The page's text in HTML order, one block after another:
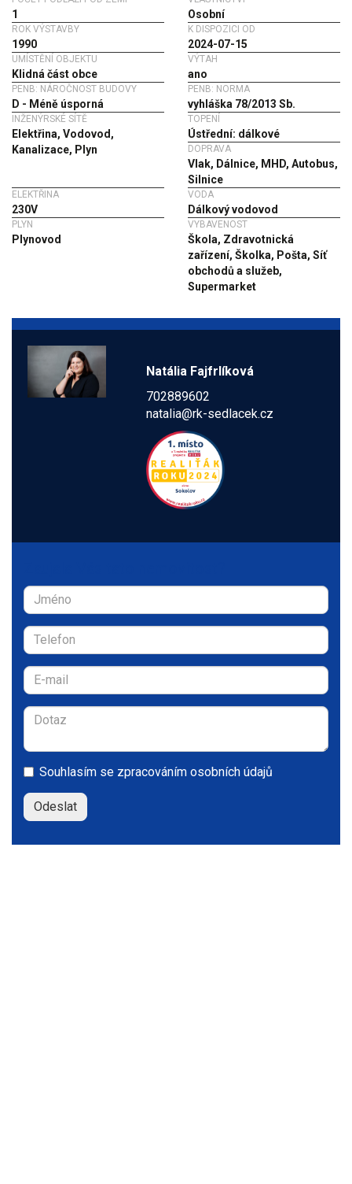
1 Osobní
ROK VÝSTAVBY
1990
K DISPOZICI OD
2024-07-15
UMÍSTĚNÍ OBJEKTU
Klidná část obce
VÝTAH
ano
PENB: NÁROČNOST BUDOVY
D - Méně úsporná
PENB: NORMA
vyhláška 78/2013 Sb.
INŽENÝRSKÉ SÍTĚ
Elektřina, Vodovod,
Kanalizace, Plyn
TOPENÍ
Ústřední: dálkové
DOPRAVA
Vlak, Dálnice, MHD, Autobus,
Silnice
ELEKTŘINA
230V
VODA
Dálkový vodovod
PLYN
Plynovod
VYBAVENOST
Škola, Zdravotnická
zařízení, Školka, Pošta, Síť
obchodů a služeb,
Supermarket
Natália Fajfrlíková
702889602
natalia@rk-sedlacek.cz
Souhlasím se zpracováním osobních údajů